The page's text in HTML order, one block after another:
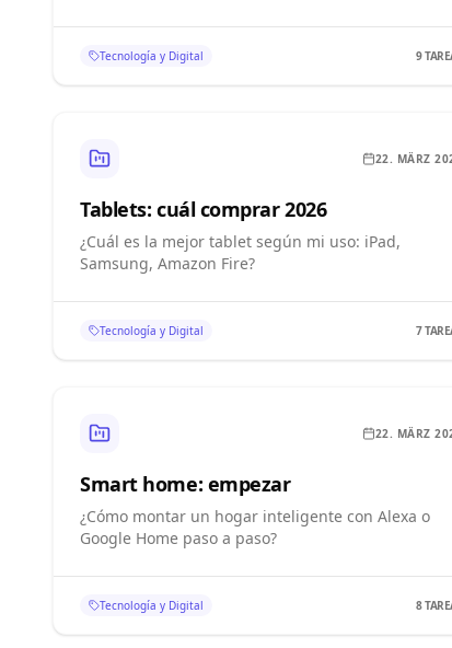
Tecnología y Digital 9
22. MÄRZ
Tablets: cuál comprar 2026
¿Cuál es la mejor tablet según mi uso: iPad,
Samsung, Amazon Fire?
Tecnología y Digital 7
22. MÄRZ
Smart home: empezar
¿Cómo montar un hogar inteligente con Alexa o
Google Home paso a paso?
Tecnología y Digital 8